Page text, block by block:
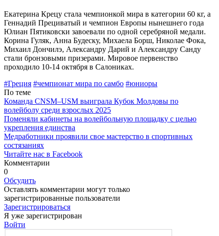
Екатерина Крецу стала чемпионкой мира в категории 60 кг, а
Геннадий Прециватый и чемпион Европы нынешнего года
Юлиан Пятиковски завоевали по одной серебряной медали.
Корина Гуляк, Анна Будеску, Михаела Борш, Николае Фока,
Михаил Дончилэ, Александру Дарий и Александру Санду
стали бронзовыми призерами. Мировое первенство
проходило 10-14 октября в Салониках.
#Греция #чемпионат мира по самбо #юниоры
По теме
Команда CNSM–USM выиграла Кубок Молдовы по
волейболу среди взрослых 2025
Поменяли кабинеты на волейбольную площадку с целью
укрепления единства
Медработники проявили свое мастерство в спортивных
состязаниях
Читайте нас в Facebook
Комментарии
0
Обсудить
Оставлять комментарии могут только
зарегистрированные пользователи
Зарегистрироваться
Я уже зарегистрирован
Войти